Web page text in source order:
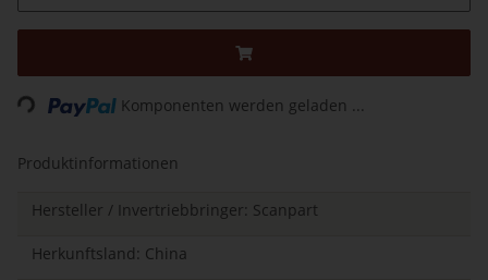
Loading... Komponenten werden geladen ...
Produktinformationen
Hersteller / Invertriebbringer: Scanpart
Herkunftsland: China